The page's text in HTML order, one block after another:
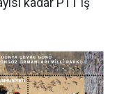
kadar PTT iş